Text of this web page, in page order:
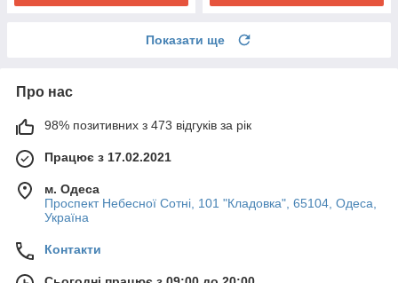
Показати ще
Про нас
98% позитивних з 473 відгуків за рік
Працює з 17.02.2021
м. Одеса
Проспект Небесної Сотні, 101 "Кладовка", 65104, Одеса,
Україна
Контакти